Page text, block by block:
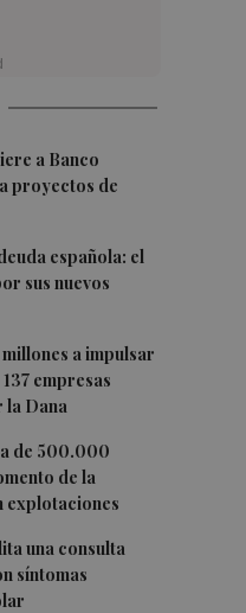
a Banco
proyectos de
española: el
sus nuevos
millones a impulsar
empresas
la Dana
de 500.000
de la
explotaciones
una consulta
síntomas